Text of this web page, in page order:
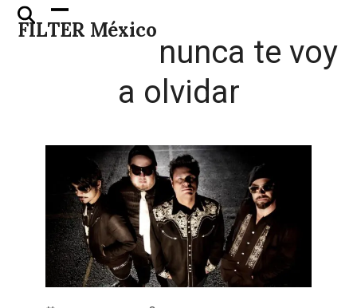
Skip
FILTER México
Open
mobile
Close
mobile
nunca te voy
a olvidar